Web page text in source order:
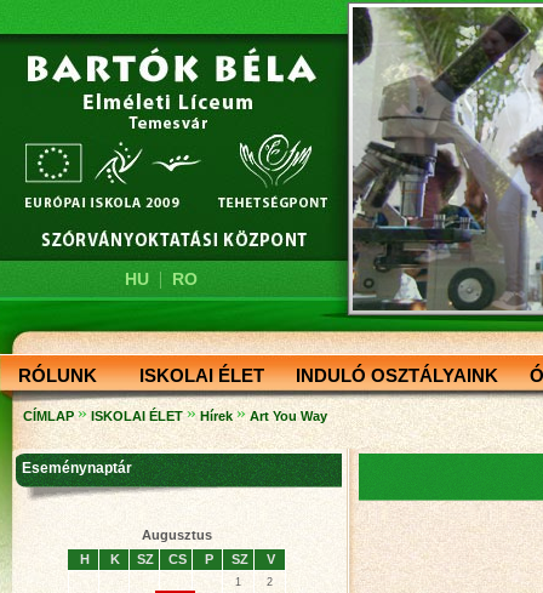
HU| RO
RÓLUNK ISKOLAI ÉLET INDULÓ OSZTÁLYAINK
CÍMLAP » ISKOLAI ÉLET » Hírek » Art You Way
Eseménynaptár
Augusztus
H
K SZ CS P SZ V
1
2